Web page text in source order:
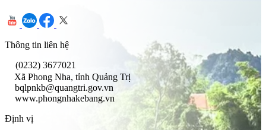
Thông tin liên hệ
(0232) 3677021
Xã Phong Nha, tỉnh Quảng Trị
bqlpnkb@quangtri.gov.vn
www.phongnhakebang.vn
Định vị